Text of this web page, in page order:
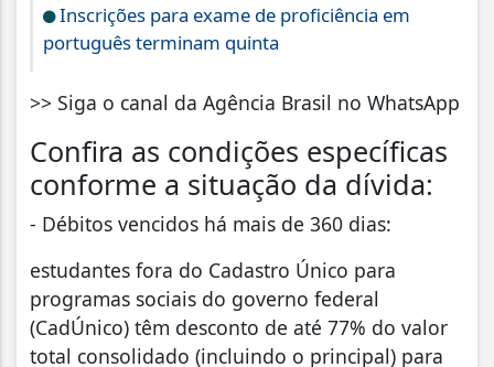
Inscrições para exame de proficiência em
português terminam quinta
>> Siga o canal da Agência Brasil no WhatsApp
Confira as condições específicas
conforme a situação da dívida:
- Débitos vencidos há mais de 360 dias:
estudantes fora do Cadastro Único para
programas sociais do governo federal
(CadÚnico) têm desconto de até 77% do valor
total consolidado (incluindo o principal) para